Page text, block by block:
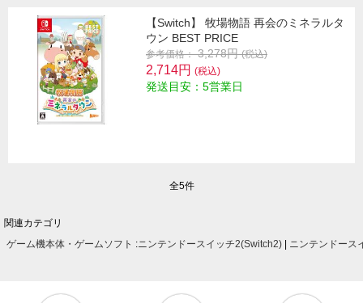
【Switch】 牧場物語 再会のミネラルタ
ウン BEST PRICE
参考価格： 3,278円(税込)
2,714円 (税込)
発送目安：5営業日
全5件
関連カテゴリ
ゲーム機本体・ゲームソフト :ニンテンドースイッチ2(Switch2) ニンテンドース